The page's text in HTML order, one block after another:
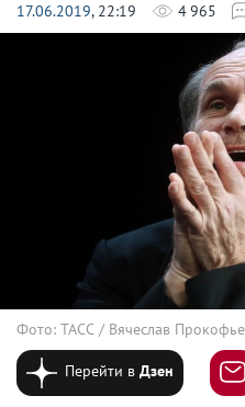
17.06.2019, 22:19 4 965
Фото: ТАСС / Вячеслав
Перейти вДзен